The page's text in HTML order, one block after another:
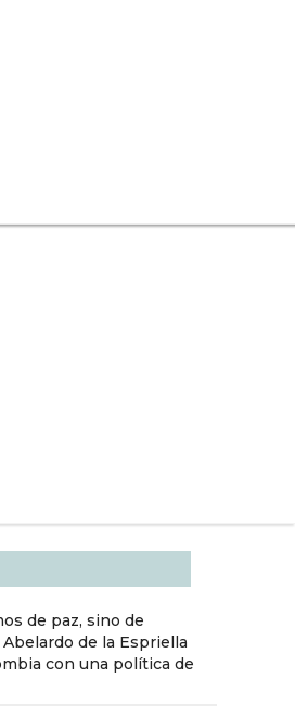
de paz, sino de
de la Espriella
con una política de